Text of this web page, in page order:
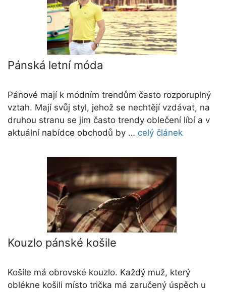
Pánská letní móda
Pánové mají k módním trendům často rozporuplný
vztah. Mají svůj styl, jehož se nechtějí vzdávat, na
druhou stranu se jim často trendy oblečení líbí a v
aktuální nabídce obchodů by … celý článek
Kouzlo pánské košile
Košile má obrovské kouzlo. Každý muž, který
oblékne košili místo trička má zaručený úspěch u